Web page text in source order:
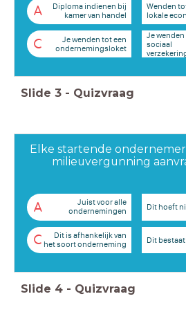
A
Diploma indienen bij
kamer van handel
Wenden
lokale
C
Je wenden tot een
ondernemingsloket
Je
sociaal
Slide 3 - Quizvraag
Elke startende
milieuvergunning
A
Juist voor alle
ondernemingen
Dit hoeft
C
Dit is afhankelijk van
het soort onderneming
Dit
Slide 4 - Quizvraag